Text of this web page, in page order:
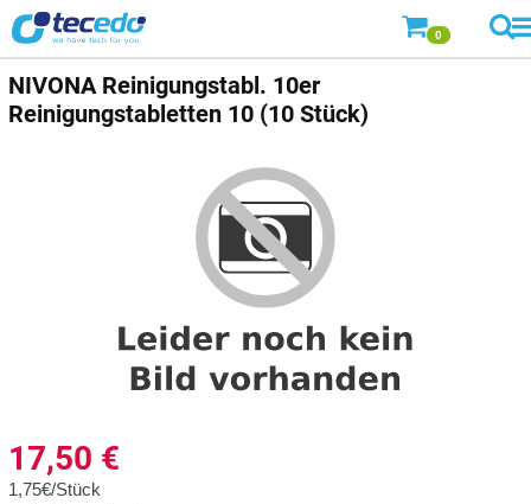
0
NIVONA Reinigungstabl. 10er
Reinigungstabletten 10 (10 Stück)
17,50 €
1,75€/Stück